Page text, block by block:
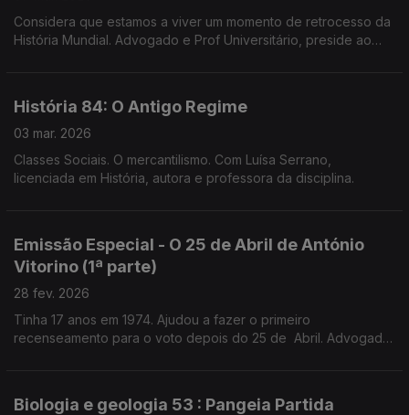
Considera que estamos a viver um momento de retrocesso da
História Mundial. Advogado e Prof Universitário, preside ao
História 84: O Antigo Regime
03 mar. 2026
Classes Sociais. O mercantilismo. Com Luísa Serrano,
licenciada em História, autora e professora da disciplina.
Emissão Especial - O 25 de Abril de António
Vitorino (1ª parte)
28 fev. 2026
Tinha 17 anos em 1974. Ajudou a fazer o primeiro
recenseamento para o voto depois do 25 de Abril. Advogado
Biologia e geologia 53 : Pangeia Partida